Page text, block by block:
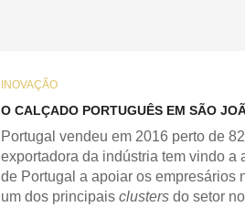
INOVAÇÃO
O CALÇADO PORTUGUÊS EM SÃO
Portugal vendeu em 2016 perto de
exportadora da indústria tem vindo a
de Portugal a apoiar os empresários
um dos principais clusters do setor